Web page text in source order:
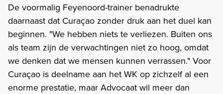
De voormalig Feyenoord-trainer benadrukte
daarnaast dat Curaçao zonder druk aan het duel kan
beginnen. "We hebben niets te verliezen. Buiten ons
als team zijn de verwachtingen niet zo hoog, omdat
we denken dat we mensen kunnen verrassen." Voor
Curaçao is deelname aan het WK op zichzelf al een
enorme prestatie, maar Advocaat wil meer dan